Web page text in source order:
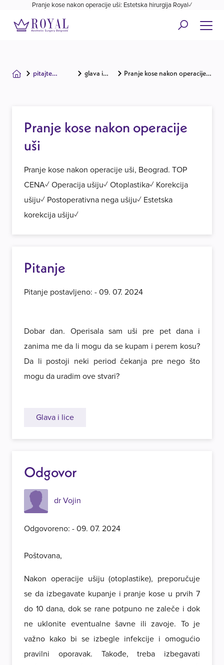
Pranje kose nakon operacije uši: Estetska hirurgija Royal✓
pitajte
glava i
Pranje kose nakon operacije
Pranje kose nakon operacije
uši
Pranje kose nakon operacije uši, Beograd. TOP
CENA✓ Operacija ušiju✓ Otoplastika✓ Korekcija
ušiju✓ Postoperativna nega ušiju✓ Estetska
korekcija ušiju✓
Pitanje
Pitanje postavljeno: - 09. 07. 2024
Dobar dan. Operisala sam uši pre pet dana i
zanima me da li mogu da se kupam i perem kosu?
Da li postoji neki period čekanja pre nego što
mogu da uradim ove stvari?
Glava i lice
Odgovor
dr Vojin
Odgovoreno: - 09. 07. 2024
Poštovana,
Nakon operacije ušiju (otoplastike), preporučuje
se da izbegavate kupanje i pranje kose u prvih 7
do 10 dana, dok se rane potpuno ne zaleče i dok
ne uklonite eventualne šavne ili zavoje. To je
važno kako bi se izbegle infekcije i omogućio
pravilni oporavak. Takođe, treba izbegavati